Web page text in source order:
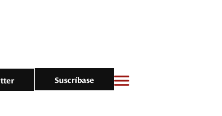
Suscríbase